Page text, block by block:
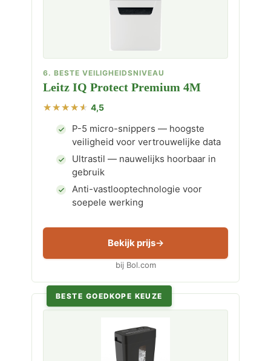
6. BESTE VEILIGHEIDSNIVEAU
Leitz IQ Protect Premium 4M
4,5
P-5 micro-snippers — hoogste
veiligheid voor vertrouwelijke data
Ultrastil — nauwelijks hoorbaar in
gebruik
Anti-vastlooptechnologie voor
soepele werking
Bekijk prijs
bij Bol.com
BESTE GOEDKOPE KEUZE